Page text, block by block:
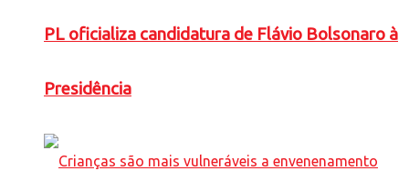
PL oficializa candidatura de Flávio Bolsonaro à
Presidência